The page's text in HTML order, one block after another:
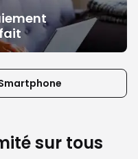
sur tous